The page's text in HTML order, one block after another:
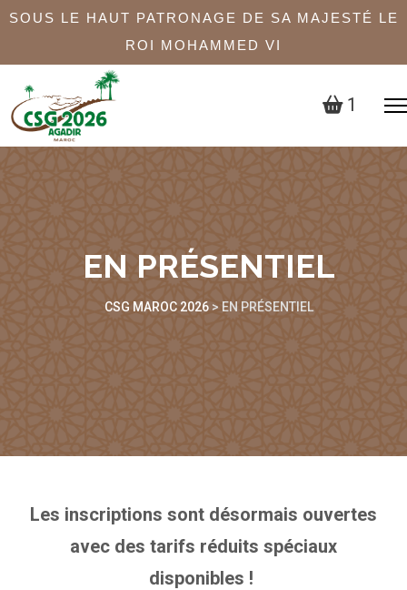
SOUS LE HAUT PATRONAGE DE SA MAJESTÉ LE
ROI MOHAMMED VI
1
EN PRÉSENTIEL
CSG MAROC 2026 > EN PRÉSENTIEL
Les inscriptions sont désormais ouvertes
avec des tarifs réduits spéciaux
disponibles !